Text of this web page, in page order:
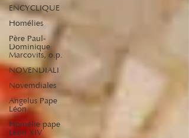
ENCYCLIQUE
Homélies
Père Paul-
Dominique
Marcovits, o.p.
NOVENDIALI
Novemdiales
Angelus Pape
Léon
Homélie pape
Léon XIV